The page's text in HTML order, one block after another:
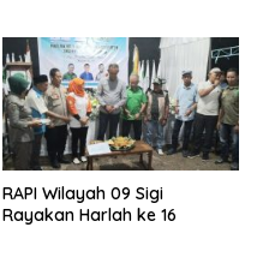
RAPI Wilayah 09 Sigi
Rayakan Harlah ke 16